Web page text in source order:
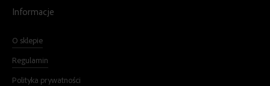
Informacje
O sklepie
Regulamin
Polityka prywatności